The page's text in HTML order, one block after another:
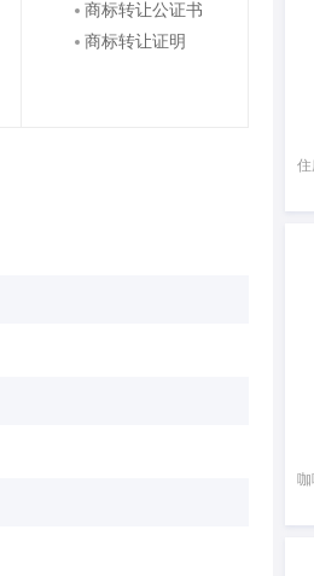
商标转让公证书
商标转让证明